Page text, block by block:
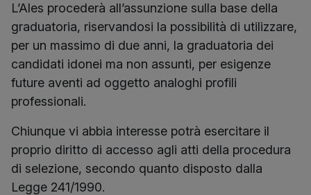
L’Ales procederà all’assunzione sulla base della
graduatoria, riservandosi la possibilità di utilizzare,
per un massimo di due anni, la graduatoria dei
candidati idonei ma non assunti, per esigenze
future aventi ad oggetto analoghi profili
professionali.
Chiunque vi abbia interesse potrà esercitare il
proprio diritto di accesso agli atti della procedura
di selezione, secondo quanto disposto dalla
Legge 241/1990.